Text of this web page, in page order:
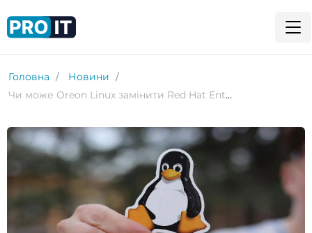
Головна
Новини
Чи може Oreon Linux замінити Red Hat Enterprise?